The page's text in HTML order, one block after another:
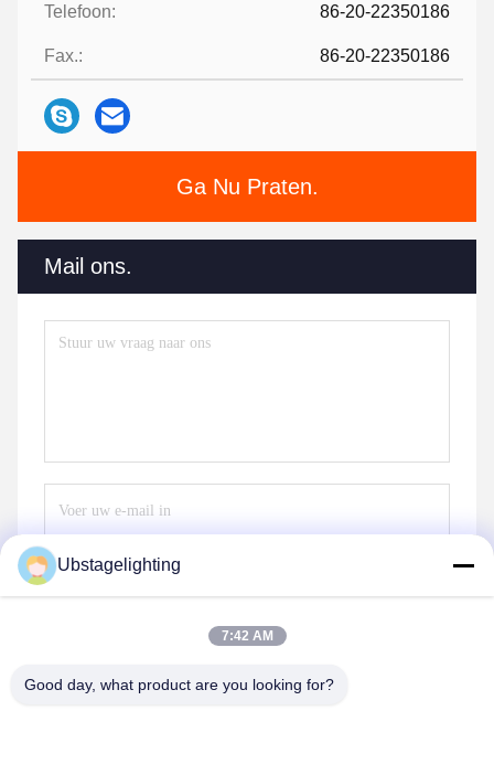
Telefoon: 86-20-22350186
Fax.: 86-20-22350186
Ga Nu Praten.
Mail ons.
Stuur
Ubstagelighting
7:42 AM
Good day, what product are you looking for?